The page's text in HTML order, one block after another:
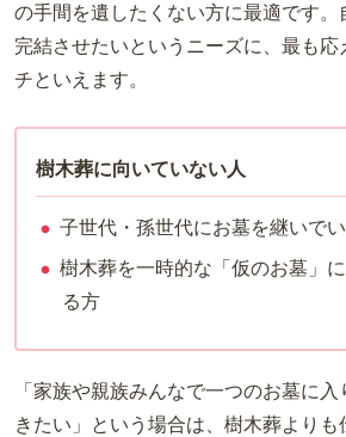
の手間を遺したくない方に最適です。
完結させたいというニーズに、最も応
チといえます。
樹木葬に向いていない人
子世代・孫世代にお墓を継いで
樹木葬を一時的な「仮のお墓」
る方
「家族や親族みんなで一つのお墓に
きたい」という場合は、樹木葬より